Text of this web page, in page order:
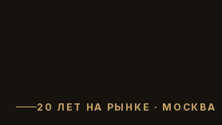
20 ЛЕТ НА РЫНКЕ · МОСКВА